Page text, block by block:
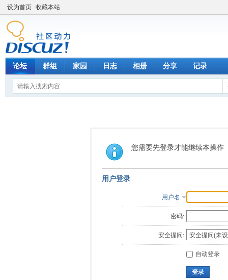
设为首页 收藏本站
论坛 群组 家园 日志 相册 分享 记录
您需要先登录才能继续本操作
用户登录
用户名
密码:
安全提问:
自动登录
登录